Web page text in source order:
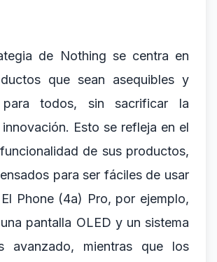
de Nothing se centra en
que sean asequibles y
para todos, sin sacrificar la
Esto se refleja en el
de sus productos,
para ser fáciles de usar
Phone (4a) Pro, por ejemplo,
pantalla OLED y un sistema
avanzado, mientras que los